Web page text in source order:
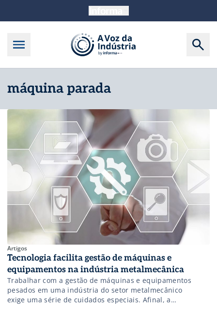
máquina parada
Artigos
Tecnologia facilita gestão de máquinas e
equipamentos na indústria metalmecânica
Trabalhar com a gestão de máquinas e equipamentos
pesados em uma indústria do setor metalmecânico
exige uma série de cuidados especiais. Afinal, a